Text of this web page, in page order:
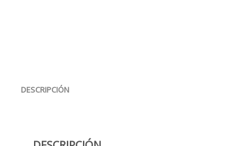
DESCRIPCIÓN